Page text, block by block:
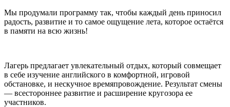
Мы продумали программу так, чтобы каждый день приносил
радость, развитие и то самое ощущение лета, которое остаётся
в памяти на всю жизнь!
Лагерь предлагает увлекательный отдых, который совмещает
в себе изучение английского в комфортной, игровой
обстановке, и нескучное времяпровождение. Результат смены
— всестороннее развитие и расширение кругозора ее
участников.